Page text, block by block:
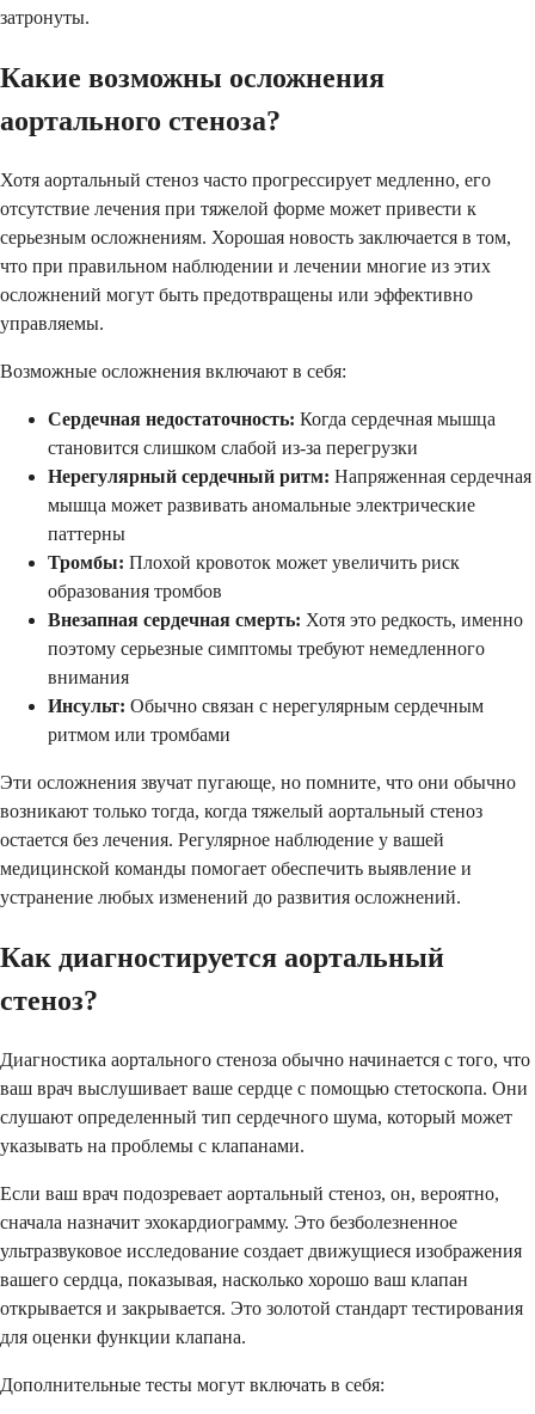
затронуты.
Какие возможны осложнения
аортального стеноза?
Хотя аортальный стеноз часто прогрессирует медленно, его
отсутствие лечения при тяжелой форме может привести к
серьезным осложнениям. Хорошая новость заключается в том,
что при правильном наблюдении и лечении многие из этих
осложнений могут быть предотвращены или эффективно
управляемы.
Возможные осложнения включают в себя:
Сердечная недостаточность: Когда сердечная мышца
становится слишком слабой из-за перегрузки
Нерегулярный сердечный ритм: Напряженная сердечная
мышца может развивать аномальные электрические
паттерны
Тромбы: Плохой кровоток может увеличить риск
образования тромбов
Внезапная сердечная смерть: Хотя это редкость, именно
поэтому серьезные симптомы требуют немедленного
внимания
Инсульт: Обычно связан с нерегулярным сердечным
ритмом или тромбами
Эти осложнения звучат пугающе, но помните, что они обычно
возникают только тогда, когда тяжелый аортальный стеноз
остается без лечения. Регулярное наблюдение у вашей
медицинской команды помогает обеспечить выявление и
устранение любых изменений до развития осложнений.
Как диагностируется аортальный
стеноз?
Диагностика аортального стеноза обычно начинается с того, что
ваш врач выслушивает ваше сердце с помощью стетоскопа. Они
слушают определенный тип сердечного шума, который может
указывать на проблемы с клапанами.
Если ваш врач подозревает аортальный стеноз, он, вероятно,
сначала назначит эхокардиограмму. Это безболезненное
ультразвуковое исследование создает движущиеся изображения
вашего сердца, показывая, насколько хорошо ваш клапан
открывается и закрывается. Это золотой стандарт тестирования
для оценки функции клапана.
Дополнительные тесты могут включать в себя: